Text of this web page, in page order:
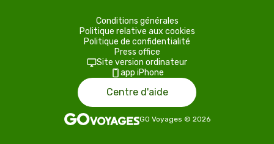
Conditions générales
Politique relative aux cookies
Politique de confidentialité
Press office
Site version ordinateur
app iPhone
Centre d'aide
GO Voyages © 2026